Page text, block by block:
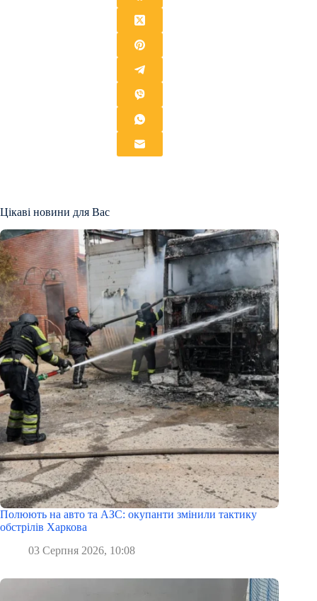
Цікаві новини для Вас
Полюють на авто та АЗС: окупанти змінили тактику
обстрілів Харкова
03 Серпня 2026, 10:08